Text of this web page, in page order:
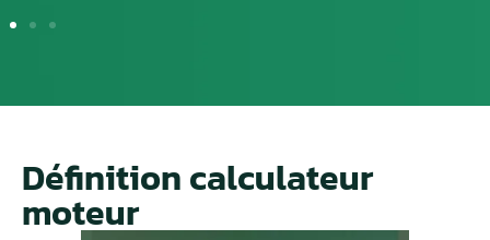
Définition calculateur
moteur